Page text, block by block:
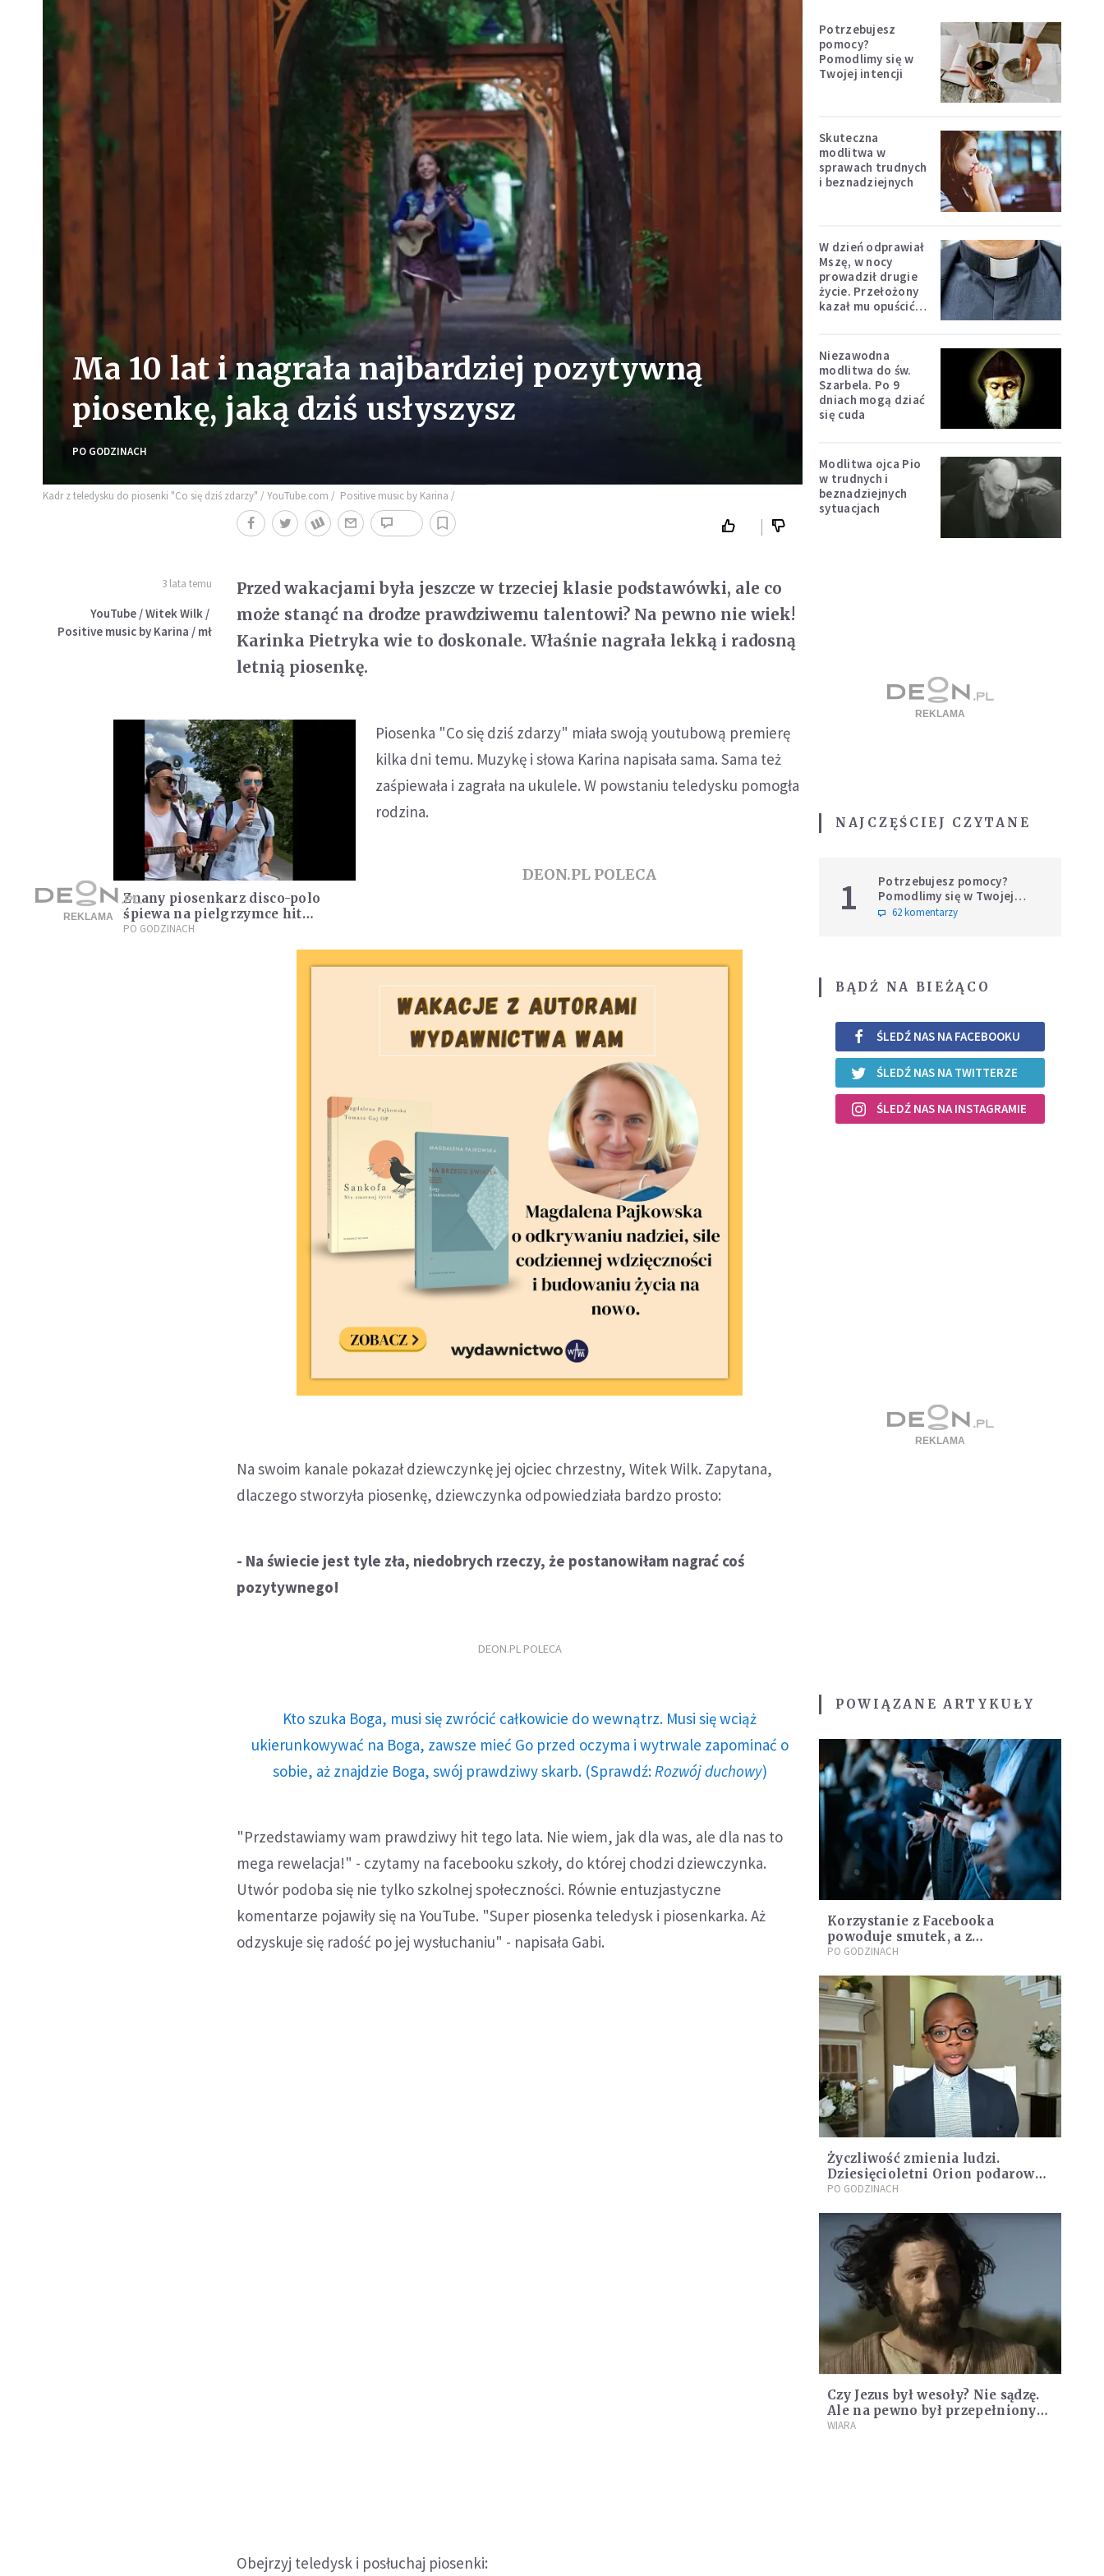
Ma 10 lat i nagrała najbardziej pozytywną
piosenkę, jaką dziś usłyszysz
PO GODZINACH
Kadr z teledysku do piosenki "Co się dziś zdarzy" / YouTube.com / Positive music by Karina /
3 lata temu
YouTube / Witek Wilk /
Positive music by Karina / mł
Przed wakacjami była jeszcze w trzeciej klasie podstawówki, ale co
może stanąć na drodze prawdziwemu talentowi? Na pewno nie wiek!
Karinka Pietryka wie to doskonale. Właśnie nagrała lekką i radosną
letnią piosenkę.
Znany piosenkarz disco-polo
śpiewa na pielgrzymce hit
Martyniuka. Takiej wersji się
PO GODZINACH
Piosenka "Co się dziś zdarzy" miała swoją youtubową premierę
kilka dni temu. Muzykę i słowa Karina napisała sama. Sama też
zaśpiewała i zagrała na ukulele. W powstaniu teledysku pomogła
rodzina.
DEON.PL POLECA
Na swoim kanale pokazał dziewczynkę jej ojciec chrzestny, Witek Wilk. Zapytana,
dlaczego stworzyła piosenkę, dziewczynka odpowiedziała bardzo prosto:
- Na świecie jest tyle zła, niedobrych rzeczy, że postanowiłam nagrać coś
pozytywnego!
DEON.PL POLECA
Kto szuka Boga, musi się zwrócić całkowicie do wewnątrz. Musi się wciąż
ukierunkowywać na Boga, zawsze mieć Go przed oczyma i wytrwale zapominać o
sobie, aż znajdzie Boga, swój prawdziwy skarb. (Sprawdź:Rozwój duchowy)
"Przedstawiamy wam prawdziwy hit tego lata. Nie wiem, jak dla was, ale dla nas to
mega rewelacja!" - czytamy na facebooku szkoły, do której chodzi dziewczynka.
Utwór podoba się nie tylko szkolnej społeczności. Równie entuzjastyczne
komentarze pojawiły się na YouTube. "Super piosenka teledysk i piosenkarka. Aż
odzyskuje się radość po jej wysłuchaniu" - napisała Gabi.
Obejrzyj teledysk i posłuchaj piosenki:
Potrzebujesz
pomocy?
Pomodlimy się w
Twojej intencji
Skuteczna
modlitwa w
sprawach trudnych
i beznadziejnych
W dzień odprawiał
Mszę, w nocy
prowadził drugie
życie. Przełożony
kazał mu opuścić
Niezawodna
modlitwa do św.
Szarbela. Po 9
dniach mogą dziać
się cuda
Modlitwa ojca Pio
w trudnych i
beznadziejnych
sytuacjach
NAJCZĘŚCIEJ CZYTANE
1
Potrzebujesz pomocy?
Pomodlimy się w Twojej
intencji
62 komentarzy
BĄDŹ NA BIEŻĄCO
ŚLEDŹ NAS NA FACEBOOKU
ŚLEDŹ NAS NA TWITTERZE
ŚLEDŹ NAS NA INSTAGRAMIE
POWIĄZANE ARTYKUŁY
Korzystanie z Facebooka
powoduje smutek, a z
Instagrama satysfakcję
PO GODZINACH
Życzliwość zmienia ludzi.
Dziesięcioletni Orion podarował
600 zabawek lokalnemu
PO GODZINACH
Czy Jezus był wesoły? Nie sądzę.
Ale na pewno był przepełniony
radością
WIARA